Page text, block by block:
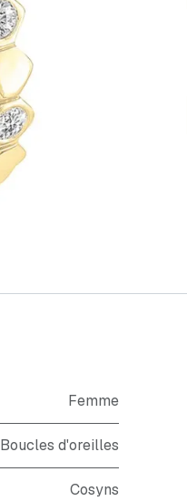
Femme
Boucles d'oreilles
Cosyns